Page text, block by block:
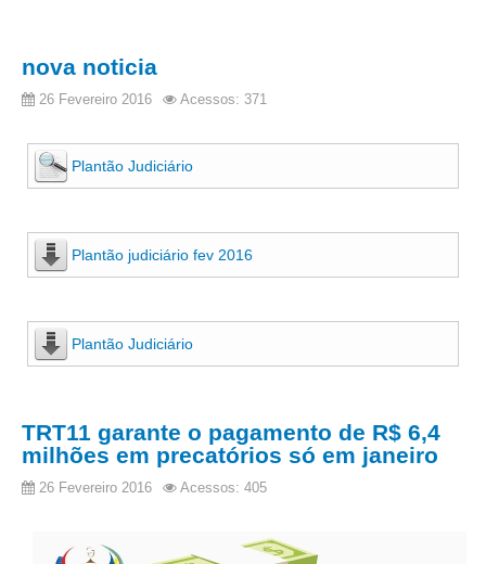
Calendário da Justiça Itinerante
Certidões
Contas abertas em nome dos beneficiários
e-Doc
Espaço do Servidor
Leilão Público
Mapa do site
META 9 do CNJ
nova noticia
26 Fevereiro 2016 Acessos: 371
Plantão Judiciário
Plantão judiciário fev 2016
Plantão Judiciário
TRT11 garante o pagamento de R$ 6,4
milhões em precatórios só em janeiro
26 Fevereiro 2016 Acessos: 405